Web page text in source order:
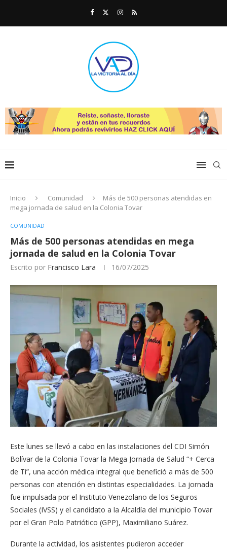
Inicio Comunidad
Más de 500 personas atendidas en
mega jornada de salud en la Colonia Tovar
COMUNIDAD
Más de 500 personas atendidas en mega
jornada de salud en la Colonia Tovar
Escrito por Francisco Lara 16/07/2025
Este lunes se llevó a cabo en las instalaciones del CDI Simón
Bolívar de la Colonia Tovar la Mega Jornada de Salud “+ Cerca
de Ti”, una acción médica integral que benefició a más de 500
personas con atención en distintas especialidades. La jornada
fue impulsada por el Instituto Venezolano de los Seguros
Sociales (IVSS) y el candidato a la Alcaldía del municipio Tovar
por el Gran Polo Patriótico (GPP), Maximiliano Suárez.
Durante la actividad, los asistentes pudieron acceder